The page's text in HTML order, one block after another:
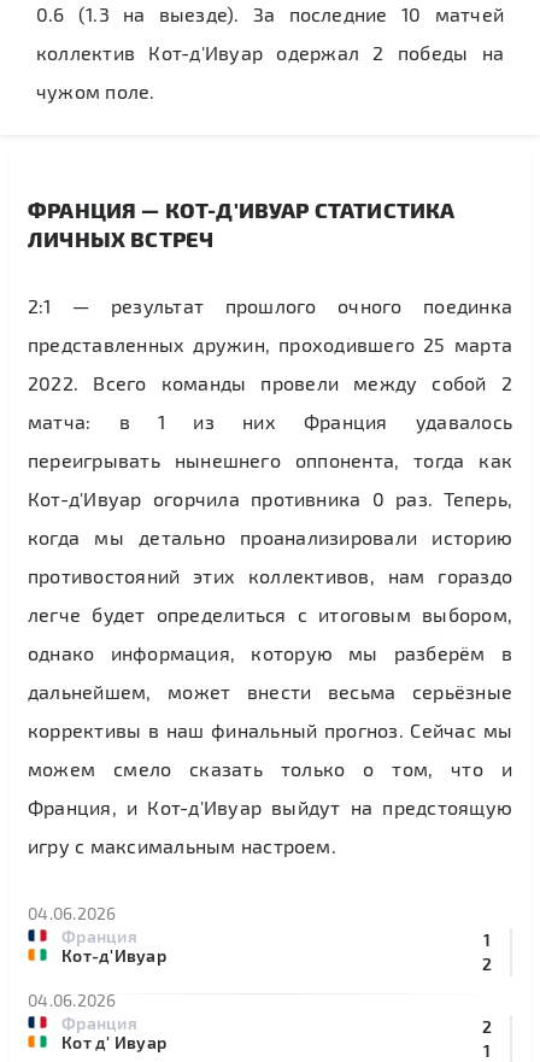
0.6 (1.3 на выезде). За последние 10 матчей
коллектив Кот-д'Ивуар одержал 2 победы на
чужом поле.
ФРАНЦИЯ — КОТ-Д'ИВУАР СТАТИСТИКА
ЛИЧНЫХ ВСТРЕЧ
2:1 — результат прошлого очного поединка
представленных дружин, проходившего 25 марта
2022. Всего команды провели между собой 2
матча: в 1 из них Франция удавалось
переигрывать нынешнего оппонента, тогда как
Кот-д'Ивуар огорчила противника 0 раз. Теперь,
когда мы детально проанализировали историю
противостояний этих коллективов, нам гораздо
легче будет определиться с итоговым выбором,
однако информация, которую мы разберём в
дальнейшем, может внести весьма серьёзные
коррективы в наш финальный прогноз. Сейчас мы
можем смело сказать только о том, что и
Франция, и Кот-д'Ивуар выйдут на предстоящую
игру с максимальным настроем.
04.06.2026
Франция
1
2
Кот-д'Ивуар
04.06.2026
Франция
2
1
Кот д' Ивуар